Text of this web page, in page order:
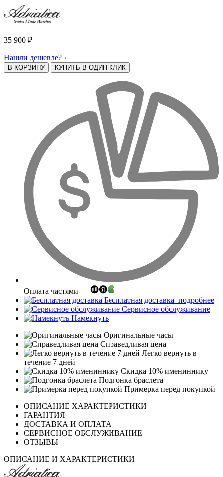
35 900 ₽
Нашли дешевле? ›
В КОРЗИНУ КУПИТЬ В ОДИН КЛИК
Оплата частями
Бесплатная доставка подробнее
Сервисное обслуживание
Намекнуть
Оригинальные часы
Справедливая цена
Легко вернуть в
течение 7 дней
Скидка 10% имениннику
Подгонка браслета
Примерка перед покупкой
ОПИСАНИЕ ХАРАКТЕРИСТИКИ
ГАРАНТИЯ
ДОСТАВКА И ОПЛАТА
СЕРВИСНОЕ ОБСЛУЖИВАНИЕ
ОТЗЫВЫ
ОПИСАНИЕ И ХАРАКТЕРИСТИКИ